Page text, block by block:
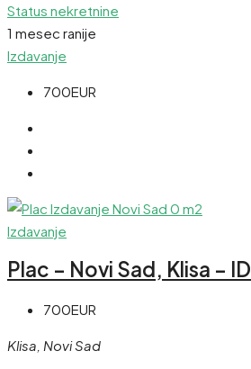
Status nekretnine
1 mesec ranije
Izdavanje
700EUR
Izdavanje
Plac – Novi Sad, Klisa –
700EUR
Klisa, Novi Sad